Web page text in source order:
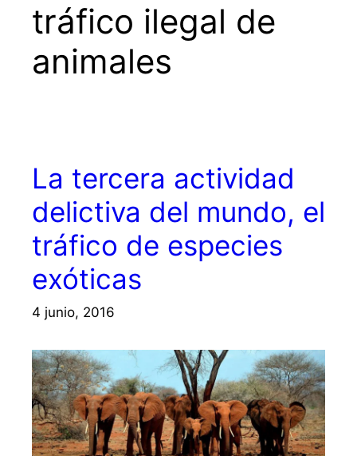
tráfico ilegal de
animales
La tercera actividad
delictiva del mundo, el
tráfico de especies
exóticas
4 junio, 2016